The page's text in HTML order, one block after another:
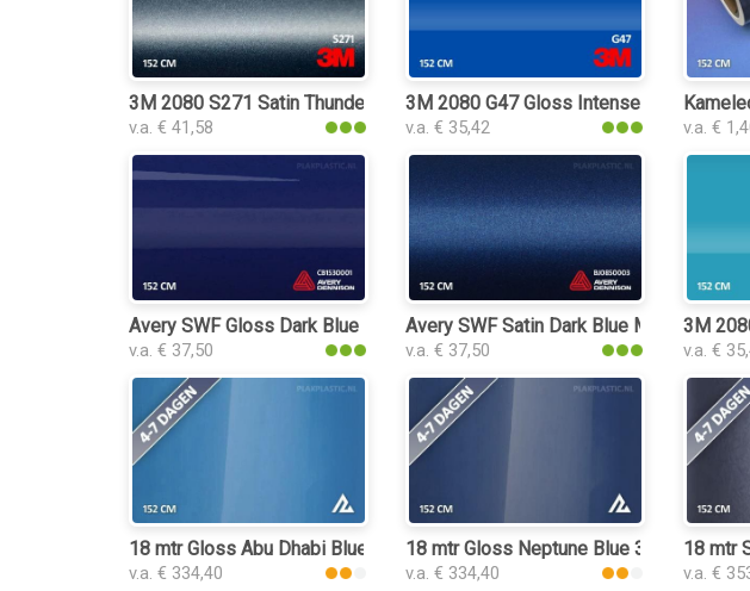
3M 2080 S271 Satin Thundercloud plakplastic
v.a. € 41,58
3M 2080 G47 Gloss Intense Blue
v.a. € 35,42 v.a. €
Avery SWF Gloss Dark Blue plakplastic
v.a. € 37,50
Avery SWF Satin Dark Blue Metallic
v.a. € 37,50
3M
v.a. €
18 mtr Gloss Abu Dhabi Blue 3243 plakplastic
v.a. € 334,40
18 mtr Gloss Neptune Blue 3216
v.a. € 334,40
18 mtr
v.a. €